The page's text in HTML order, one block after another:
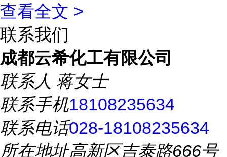
查看全文 >
联系我们
成都云希化工有限公司
联系人 蒋女士
联系手机18108235634
联系电话028-18108235634
所在地址高新区吉泰路666号